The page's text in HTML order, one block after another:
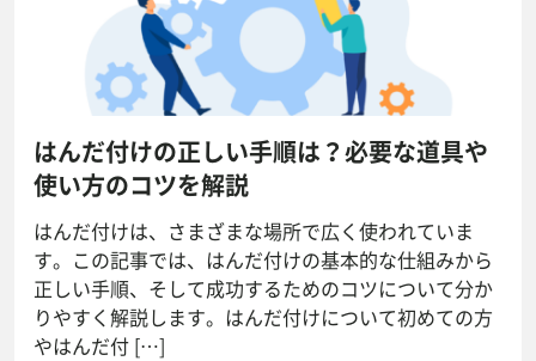
はんだ付けの正しい手順は？必要な道具や
使い方のコツを解説
はんだ付けは、さまざまな場所で広く使われていま
す。この記事では、はんだ付けの基本的な仕組みから
正しい手順、そして成功するためのコツについて分か
りやすく解説します。はんだ付けについて初めての方
やはんだ付 […]